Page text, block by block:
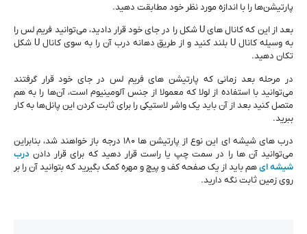
پارتیشن‌ها را با اندازه مورد نظر خود مطابقت دهید.
بعد از این ‌که کانال‌ های U شکل را در جای خود قرار دادید، می‌توانید فریم لس را
به وسیله کانال U بلند کنید و از طریق دهانه درب آن را به سوی کانال U شکل
تکان دهید.
در مرحله بعد زمانی‌ که پارتیشن ‌های فریم لس در جای خود قرار گرفتند
می‌توانید با استفاده از لولا که معمولا از جنس آلومینیوم است، آن‌‌ها را به ‌هم
متصل کنید بعد از آن باید یک واشر لاستیکی را برای ثابت کردن این پانل‌ها به کار
ببرید.
درب‌ های شیشه ‌ای این نوع از پارتیشن ‌ها ۱۸۰ درجه باز خواهند شد، بنابراین
می‌توانید آن‌ ها را در سمت چپ یا راست قرار دهید که برای قرار دادن درب‌
شیشه‌ ایهم باید از یک صفحه کف و پیچ و مهره کمک بگیرید که بتوانید آن را بر
روی زمین ثابت نگه دارید.